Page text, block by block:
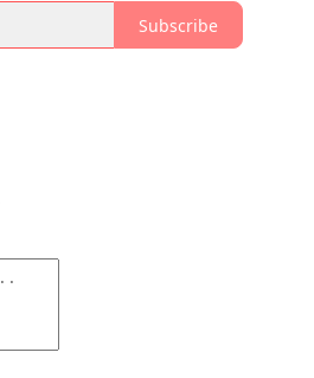
Subscribe